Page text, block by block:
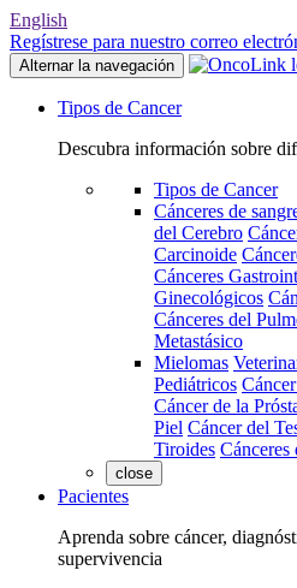
English
Regístrese para nuestro correo
Alternar la navegación
Tipos de Cancer
Descubra información sobre
Tipos de Cancer
Cánceres de
del Cerebro
Carcinoide
Cánceres
Ginecológicos
Cánceres del
Metastásico
Mielomas
Pediátricos
Cáncer de la
Piel Cáncer del
Tiroides
close
Pacientes
Aprenda sobre cáncer,
supervivencia